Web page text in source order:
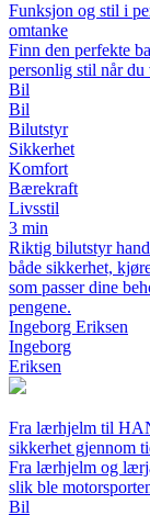
Funksjon og stil i
omtanke
Finn den perfekte
personlig stil når du
Bil
Bil
Bilutstyr
Sikkerhet
Komfort
Bærekraft
Livsstil
3 min
Riktig bilutstyr
både sikkerhet,
som passer dine
pengene.
Ingeborg Eriksen
Ingeborg
Eriksen
Fra lærhjelm til
sikkerhet gjennom
Fra lærhjelm og
slik ble
Bil